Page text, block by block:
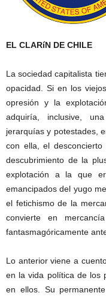
EL CLARíN DE CHILE
La sociedad capitalista
opacidad. Si en los
opresión y la
adquiría, inclusive,
jerarquías y potestades,
con ella, el
descubrimiento de la
explotación a la que
emancipados del yugo
el fetichismo de la
convierte en
fantasmagóricamente
Lo anterior viene a
en la vida política de los
en ellos. Su